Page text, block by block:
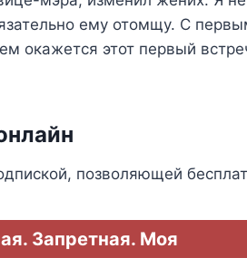
ему отомщу. С
окажется этот первый
позволяющей
Запретная. Моя